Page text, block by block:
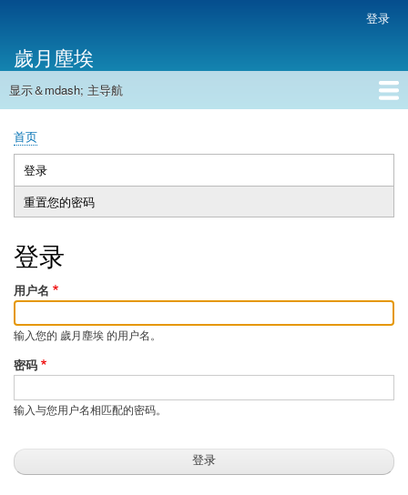
主
内
帐
户
菜
单
登录
歲月塵埃
主
航
显示＆mdash; 主导航
首页
面
包
屑
首页
主
标
登录
动
标
重置您的密码
登录
用户名
输入您的 歲月塵埃 的用户名。
密码
输入与您用户名相匹配的密码。